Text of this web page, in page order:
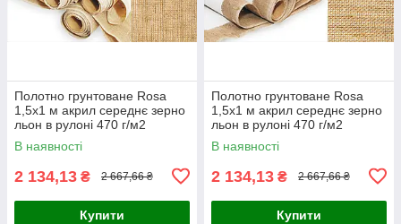
Полотно грунтоване Rosa
1,5x1 м акрил середнє зерно
льон в рулоні 470 г/м2
(4820149852225)
В наявності
2 134,13 ₴ 2 667,66 ₴
Купити
Полотно грунтоване Rosa
1,5x1 м акрил середнє зерно
льон в рулоні 470 г/м2
(4820149852232)
В наявності
2 134,13 ₴ 2 667,66 ₴
Купити